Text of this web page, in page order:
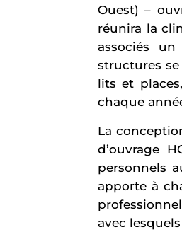
Ouest) –
réunira la
associés
structures se
lits et
chaque
La
d’ouvrage
personnels
apporte à
avec